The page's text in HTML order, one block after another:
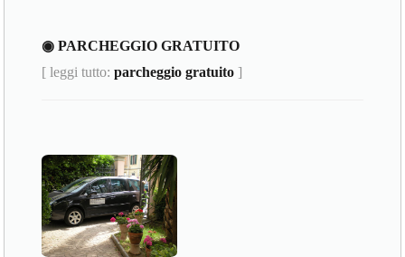
◉ PARCHEGGIO GRATUITO
[ leggi tutto:parcheggio gratuito ]